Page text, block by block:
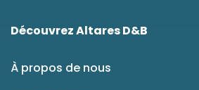
Découvrez Altares D&B
À propos de nous